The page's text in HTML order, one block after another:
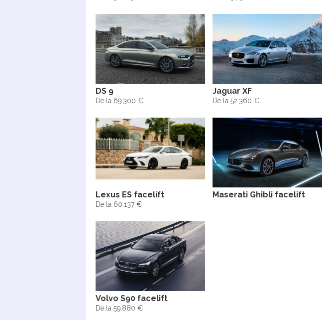
DS 9
De la 69.300 €
Jaguar XF
De la 52.360 €
Lexus ES facelift
De la 60.137 €
Maserati Ghibli facelift
Volvo S90 facelift
De la 59.880 €